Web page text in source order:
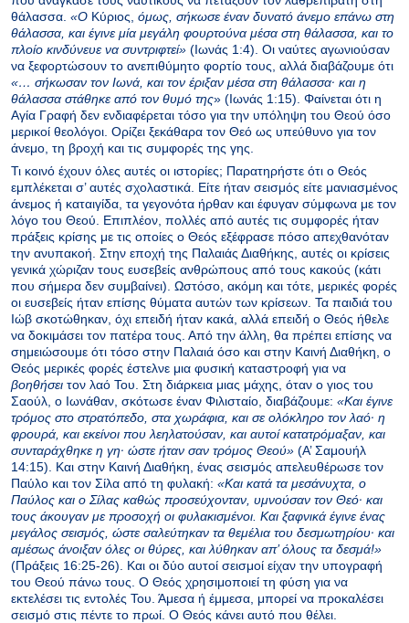
θάλασσα. «O Kύριος, όμως, σήκωσε έναν δυνατό άνεμο επάνω στη
θάλασσα, και έγινε μία μεγάλη φουρτούνα μέσα στη θάλασσα, και το
πλοίο κινδύνευε να συντριφτεί» (Ιωνάς 1:4). Οι ναύτες αγωνιούσαν
να ξεφορτώσουν το ανεπιθύμητο φορτίο τους, αλλά διαβάζουμε ότι
«… σήκωσαν τον Iωνά, και τον έριξαν μέσα στη θάλασσα· και η
θάλασσα στάθηκε από τον θυμό της» (Ιωνάς 1:15). Φαίνεται ότι η
Αγία Γραφή δεν ενδιαφέρεται τόσο για την υπόληψη του Θεού όσο
μερικοί θεολόγοι. Ορίζει ξεκάθαρα τον Θεό ως υπεύθυνο για τον
άνεμο, τη βροχή και τις συμφορές της γης.
Τι κοινό έχουν όλες αυτές οι ιστορίες; Παρατηρήστε ότι ο Θεός
εμπλέκεται σ’ αυτές σχολαστικά. Είτε ήταν σεισμός είτε μανιασμένος
άνεμος ή καταιγίδα, τα γεγονότα ήρθαν και έφυγαν σύμφωνα με τον
λόγο του Θεού. Επιπλέον, πολλές από αυτές τις συμφορές ήταν
πράξεις κρίσης με τις οποίες ο Θεός εξέφρασε πόσο απεχθανόταν
την ανυπακοή. Στην εποχή της Παλαιάς Διαθήκης, αυτές οι κρίσεις
γενικά χώριζαν τους ευσεβείς ανθρώπους από τους κακούς (κάτι
που σήμερα δεν συμβαίνει). Ωστόσο, ακόμη και τότε, μερικές φορές
οι ευσεβείς ήταν επίσης θύματα αυτών των κρίσεων. Τα παιδιά του
Ιώβ σκοτώθηκαν, όχι επειδή ήταν κακά, αλλά επειδή ο Θεός ήθελε
να δοκιμάσει τον πατέρα τους. Από την άλλη, θα πρέπει επίσης να
σημειώσουμε ότι τόσο στην Παλαιά όσο και στην Καινή Διαθήκη, ο
Θεός μερικές φορές έστελνε μια φυσική καταστροφή για να
βοηθήσει τον λαό Του. Στη διάρκεια μιας μάχης, όταν ο γιος του
Σαούλ, ο Ιωνάθαν, σκότωσε έναν Φιλισταίο, διαβάζουμε: «Kαι έγινε
τρόμoς στo στρατόπεδo, στα χωράφια, και σε oλόκληρo τoν λαό· η
φρoυρά, και εκείνoι πoυ λεηλατούσαν, και αυτoί κατατρόμαξαν, και
συνταράχθηκε η γη· ώστε ήταν σαν τρόμoς Θεoύ» (Α’ Σαμουήλ
14:15). Και στην Καινή Διαθήκη, ένας σεισμός απελευθέρωσε τον
Παύλο και τον Σίλα από τη φυλακή: «Kαι κατά τα μεσάνυχτα, ο
Παύλος και ο Σίλας καθώς προσεύχονταν, υμνούσαν τον Θεό· και
τους άκουγαν με προσοχή οι φυλακισμένοι. Kαι ξαφνικά έγινε ένας
μεγάλος σεισμός, ώστε σαλεύτηκαν τα θεμέλια του δεσμωτηρίου· και
αμέσως άνοιξαν όλες οι θύρες, και λύθηκαν απ’ όλους τα δεσμά!»
(Πράξεις 16:25-26). Και οι δύο αυτοί σεισμοί είχαν την υπογραφή
του Θεού πάνω τους. Ο Θεός χρησιμοποιεί τη φύση για να
εκτελέσει τις εντολές Του. Άμεσα ή έμμεσα, μπορεί να προκαλέσει
σεισμό στις πέντε το πρωί. Ο Θεός κάνει αυτό που θέλει.